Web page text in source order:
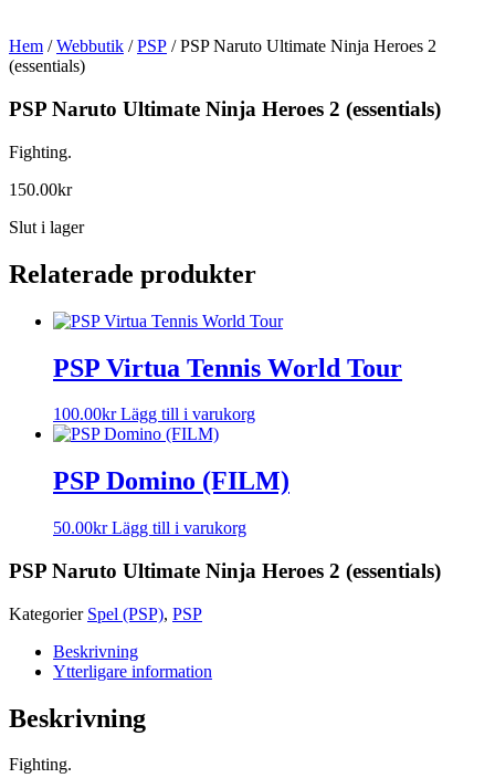
Hem /Webbutik /PSP / PSP Naruto Ultimate Ninja Heroes 2
(essentials)
PSP Naruto Ultimate Ninja Heroes 2 (essentials)
Fighting.
150.00kr
Slut i lager
Relaterade produkter
PSP Virtua Tennis World Tour
100.00kr Lägg till i varukorg
PSP Domino (FILM)
50.00kr Lägg till i varukorg
PSP Naruto Ultimate Ninja Heroes 2 (essentials)
Kategorier Spel (PSP), PSP
Beskrivning
Ytterligare information
Beskrivning
Fighting.